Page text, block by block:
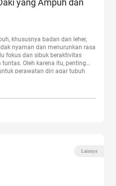
yang Ampuh dan
khususnya badan dan leher,
nyaman dan menurunkan rasa
fokus dan sibuk beraktivitas
Oleh karena itu, penting
perawatan diri agar tubuh
Lainnya